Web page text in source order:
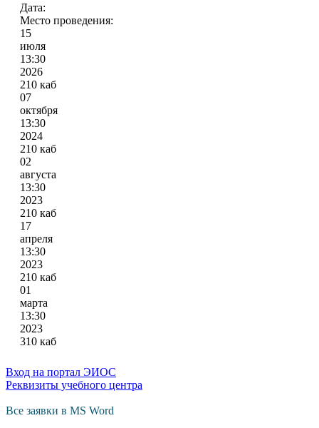
Дата:
Место проведения:
15
июля
13:30
2026
210 каб
07
октября
13:30
2024
210 каб
02
августа
13:30
2023
210 каб
17
апреля
13:30
2023
210 каб
01
марта
13:30
2023
310 каб
Вход на портал ЭИОС
Реквизиты учебного центра
Все заявки в MS Word